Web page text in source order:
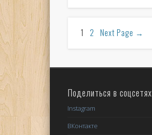
1 2 Next Page →
Поделиться в соцсетях
Instagram
ВКонтакте